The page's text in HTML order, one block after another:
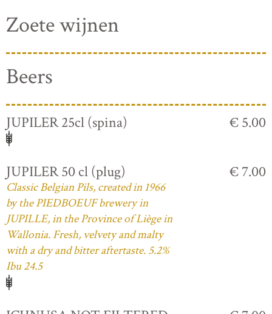
Zoete wijnen
Beers
JUPILER 25cl (spina) € 5.00
JUPILER 50 cl (plug)
Classic Belgian Pils, created in 1966
by the PIEDBOEUF brewery in
JUPILLE, in the Province of Liège in
Wallonia. Fresh, velvety and malty
with a dry and bitter aftertaste. 5.2%
Ibu 24.5
€ 7.00